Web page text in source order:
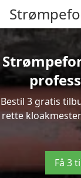
Bestil 3 gratis
rette
Få 3